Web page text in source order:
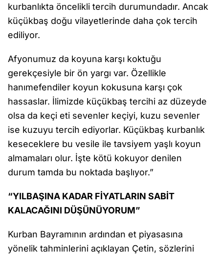
kurbanlıkta öncelikli tercih durumundadır. Ancak
küçükbaş doğu vilayetlerinde daha çok tercih
ediliyor.
Afyonumuz da koyuna karşı koktuğu
gerekçesiyle bir ön yargı var. Özellikle
hanımefendiler koyun kokusuna karşı çok
hassaslar. İlimizde küçükbaş tercihi az düzeyde
olsa da keçi eti sevenler keçiyi, kuzu sevenler
ise kuzuyu tercih ediyorlar. Küçükbaş kurbanlık
keseceklere bu vesile ile tavsiyem yaşlı koyun
almamaları olur. İşte kötü kokuyor denilen
durum tamda bu noktada başlıyor.”
“YILBAŞINA KADAR FİYATLARIN SABİT
KALACAĞINI DÜŞÜNÜYORUM”
Kurban Bayramının ardından et piyasasına
yönelik tahminlerini açıklayan Çetin, sözlerini